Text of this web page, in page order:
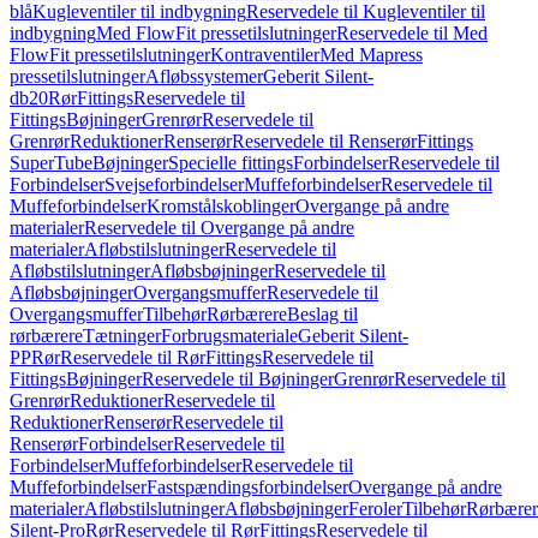
blåKugleventiler til indbygningReservedele til Kugleventiler til
indbygningMed FlowFit pressetilslutningerReservedele til Med
FlowFit pressetilslutningerKontraventilerMed Mapress
pressetilslutningerAfløbssystemerGeberit Silent-
db20RørFittingsReservedele til
FittingsBøjningerGrenrørReservedele til
GrenrørReduktionerRenserørReservedele til RenserørFittings
SuperTubeBøjningerSpecielle fittingsForbindelserReservedele til
ForbindelserSvejseforbindelserMuffeforbindelserReservedele til
MuffeforbindelserKromstålskoblingerOvergange på andre
materialerReservedele til Overgange på andre
materialerAfløbstilslutningerReservedele til
AfløbstilslutningerAfløbsbøjningerReservedele til
AfløbsbøjningerOvergangsmufferReservedele til
OvergangsmufferTilbehørRørbærereBeslag til
rørbærereTætningerForbrugsmaterialeGeberit Silent-
PPRørReservedele til RørFittingsReservedele til
FittingsBøjningerReservedele til BøjningerGrenrørReservedele til
GrenrørReduktionerReservedele til
ReduktionerRenserørReservedele til
RenserørForbindelserReservedele til
ForbindelserMuffeforbindelserReservedele til
MuffeforbindelserFastspændingsforbindelserOvergange på andre
materialerAfløbstilslutningerAfløbsbøjningerFerolerTilbehør
Silent-ProRørReservedele til RørFittingsReservedele til